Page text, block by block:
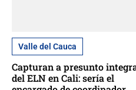
Valle del Cauca
Capturan a presunto
del ELN en Cali: sería el